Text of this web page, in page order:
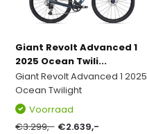
Giant Revolt Advanced 1
2025 Ocean Twili...
Giant Revolt Advanced 1 2025
Ocean Twilight
Voorraad
€3.299,- €2.639,-